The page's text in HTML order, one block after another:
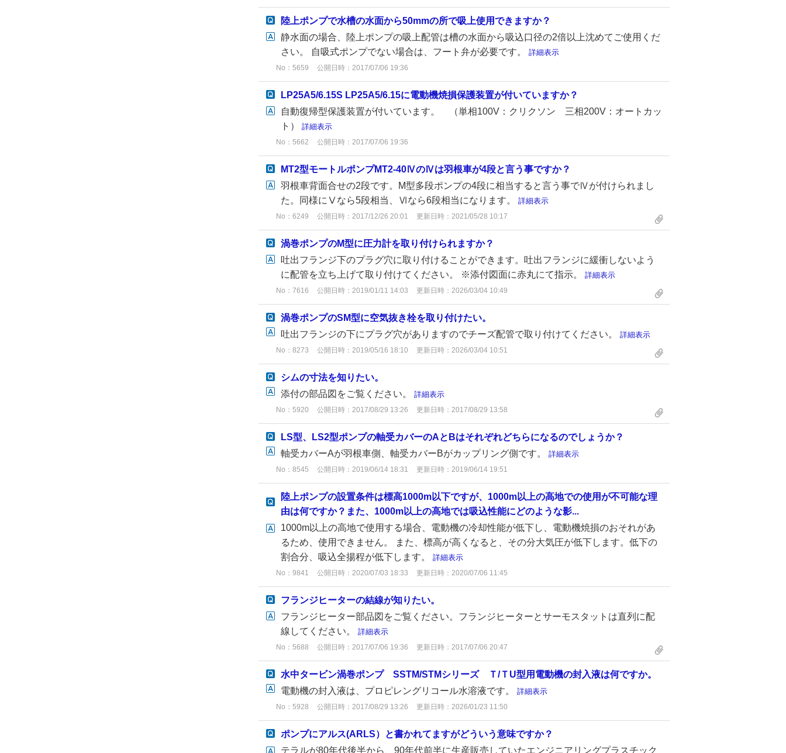
陸上ポンプで水槽の水面から50mmの所で吸上使用できますか？
静水面の場合、陸上ポンプの吸上配管は槽の水面から吸込口径の2倍以上沈めてご使用くだ
さい。 自吸式ポンプでない場合は、フート弁が必要です。 詳細表示
No：5659 公開日時：2017/07/06 19:36
LP25A5/6.15S LP25A5/6.15に電動機焼損保護装置が付いていますか？
自動復帰型保護装置が付いています。 （単相100V：クリクソン 三相200V：オートカッ
ト） 詳細表示
No：5662 公開日時：2017/07/06 19:36
MT2型モートルポンプMT2-40ⅣのⅣは羽根車が4段と言う事ですか？
羽根車背面合せの2段です。M型多段ポンプの4段に相当すると言う事でⅣが付けられまし
た。同様にⅤなら5段相当、Ⅵなら6段相当になります。 詳細表示
No：6249 公開日時：2017/12/26 20:01 更新日時：2021/05/28 10:17
渦巻ポンプのM型に圧力計を取り付けられますか？
吐出フランジ下のプラグ穴に取り付けることができます。吐出フランジに緩衝しないよう
に配管を立ち上げて取り付けてください。 ※添付図面に赤丸にて指示。 詳細表示
No：7616 公開日時：2019/01/11 14:03 更新日時：2026/03/04 10:49
渦巻ポンプのSM型に空気抜き栓を取り付けたい。
吐出フランジの下にプラグ穴がありますのでチーズ配管で取り付けてください。 詳細表示
No：8273 公開日時：2019/05/16 18:10 更新日時：2026/03/04 10:51
シムの寸法を知りたい。
添付の部品図をご覧ください。 詳細表示
No：5920 公開日時：2017/08/29 13:26 更新日時：2017/08/29 13:58
LS型、LS2型ポンプの軸受カバーのAとBはそれぞれどちらになるのでしょうか？
軸受カバーAが羽根車側、軸受カバーBがカップリング側です。 詳細表示
No：8545 公開日時：2019/06/14 18:31 更新日時：2019/06/14 19:51
陸上ポンプの設置条件は標高1000m以下ですが、1000m以上の高地での使用が不可能な理
由は何ですか？また、1000m以上の高地では吸込性能にどのような影...
1000m以上の高地で使用する場合、電動機の冷却性能が低下し、電動機焼損のおそれがあ
るため、使用できません。 また、標高が高くなると、その分大気圧が低下します。低下の
割合分、吸込全揚程が低下します。 詳細表示
No：9841 公開日時：2020/07/03 18:33 更新日時：2020/07/06 11:45
フランジヒーターの結線が知りたい。
フランジヒーター部品図をご覧ください。フランジヒーターとサーモスタットは直列に配
線してください。 詳細表示
No：5688 公開日時：2017/07/06 19:36 更新日時：2017/07/06 20:47
水中タービン渦巻ポンプ SSTM/STMシリーズ Ｔ/ＴU型用電動機の封入液は何ですか。
電動機の封入液は、プロピレングリコール水溶液です。 詳細表示
No：5928 公開日時：2017/08/29 13:26 更新日時：2026/01/23 11:50
ポンプにアルス(ARLS）と書かれてますがどういう意味ですか？
テラルが80年代後半から、90年代前半に生産販売していたエンジニアリングプラスチック